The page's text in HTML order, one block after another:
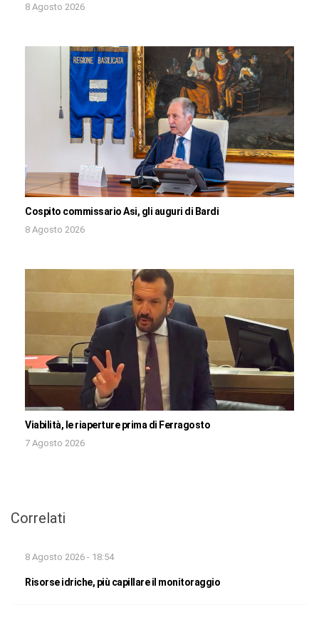
8 Agosto 2026
Cospito commissario Asi, gli auguri di Bardi
8 Agosto 2026
Viabilità, le riaperture prima di Ferragosto
7 Agosto 2026
Correlati
8 Agosto 2026 - 18:54
Risorse idriche, più capillare il monitoraggio